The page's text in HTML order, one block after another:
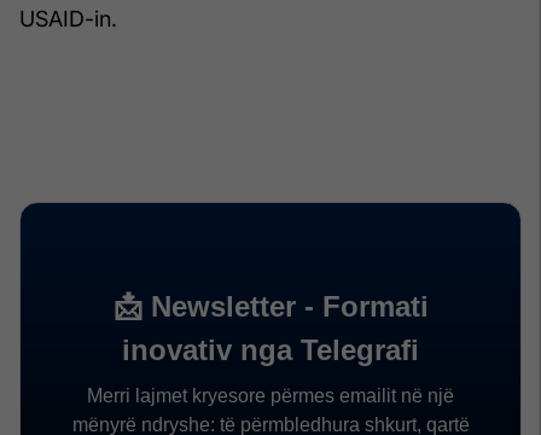
USAID-in.